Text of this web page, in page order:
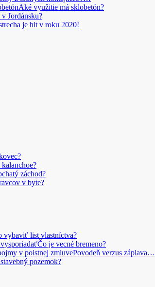
Aké využitie má sklobetón?
v Jordánsku?
je hit v roku 2020!
záchod?
v byte?
vybaviť list vlastníctva?
Čo je vecné bremeno?
Povodeň verzus záplava…
pozemok?